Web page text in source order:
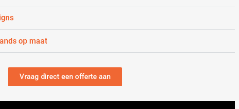
op maat
Vraag direct een offerte aan